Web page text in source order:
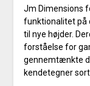
Jm Dimensions
funktionalitet på
til nye højder.
forståelse for
gennemtænkte
kendetegner